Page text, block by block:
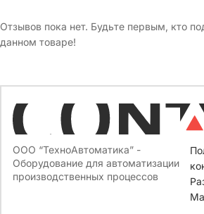
Отзывов пока нет. Будьте первым, кто
данном товаре!
ООО “ТехноАвтоматика” -
Оборудование для автоматизации
производственных процессов